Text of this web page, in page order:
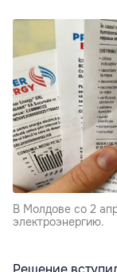
В Молдове со 2
электроэнергию.